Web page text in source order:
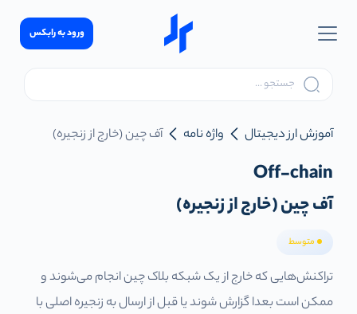
ورود به رابکس
آموزش ارز دیجیتال واژه نامه آف چین (خارج از زنجیره)
Off-chain
آف چین (خارج از زنجیره)
متوسط
تراکنش‌هایی که خارج از یک شبکه بلاک چین انجام می‌شوند و
ممکن است بعدا گزارش شوند یا قبل از ارسال به زنجیره اصلی با